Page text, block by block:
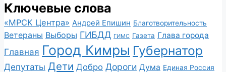
Ключевые слова
«МРСК Центра» Андрей Епишин Благотворительность
Ветераны Выборы ГИБДД ГИМС Газета Глава города
Главная Город Кимры Губернатор
Депутаты Дети Добро Дороги Дума Единая Россия